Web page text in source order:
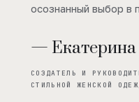
осознанный выбор в
—
СОЗДАТЕЛЬ И
СТИЛЬНОЙ ЖЕНСКОЙ